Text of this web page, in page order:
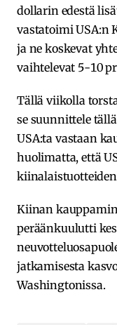
dollarin edestä
vastatoimi USA:n
ja ne koskevat
vaihtelevat 5-10
Tällä viikolla
se suunnittele
USA:ta vastaan
huolimatta, että
Kiinan
peräänkuulutti
jatkamisesta
Washingtonissa.